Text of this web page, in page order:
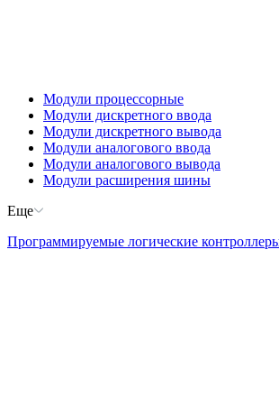
Модули процессорные
Модули дискретного ввода
Модули дискретного вывода
Модули аналогового ввода
Модули аналогового вывода
Модули расширения шины
Еще
Программируемые логические